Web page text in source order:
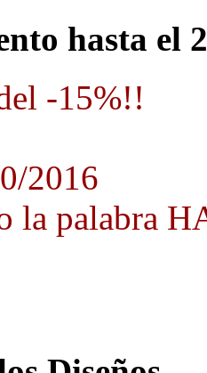
hasta el
-15%!!
2016
la palabra